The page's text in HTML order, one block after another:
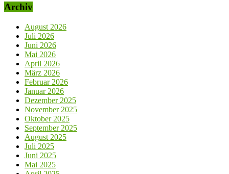
Archiv
August 2026
Juli 2026
Juni 2026
Mai 2026
April 2026
März 2026
Februar 2026
Januar 2026
Dezember 2025
November 2025
Oktober 2025
September 2025
August 2025
Juli 2025
Juni 2025
Mai 2025